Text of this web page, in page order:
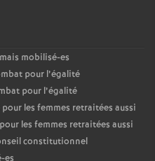
mobilisé-es
pour l’égalité
pour l’égalité
les femmes retraitées aussi
les femmes retraitées aussi
constitutionnel